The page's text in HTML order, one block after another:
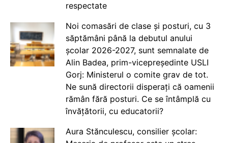
respectate
Noi comasări de clase și posturi, cu 3
săptămâni până la debutul anului
școlar 2026-2027, sunt semnalate de
Alin Badea, prim-vicepreședinte USLI
Gorj: Ministerul o comite grav de tot.
Ne sună directorii disperați că oamenii
rămân fără posturi. Ce se întâmplă cu
învățătorii, cu educatorii?
Aura Stănculescu, consilier școlar: